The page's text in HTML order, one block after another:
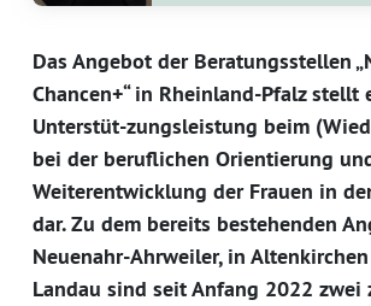
Das Angebot der Beratungsstellen
Chancen+“ in Rheinland-Pfalz
Unterstüt-zungsleistung beim
bei der beruflichen Orientierung
Weiterentwicklung der Frauen in
dar. Zu dem bereits bestehenden
Neuenahr-Ahrweiler, in
Landau sind seit Anfang 2022 zwei